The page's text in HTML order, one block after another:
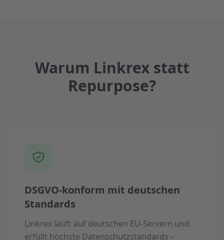
Warum Linkrex statt
Repurpose?
DSGVO-konform mit deutschen
Standards
Linkrex läuft auf deutschen EU-Servern und
erfüllt höchste Datenschutzstandards –